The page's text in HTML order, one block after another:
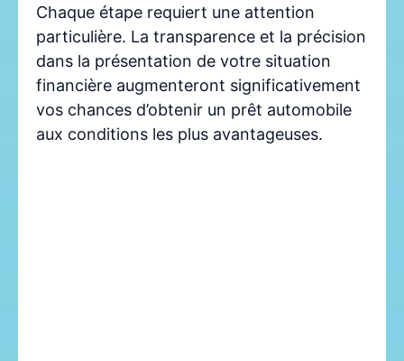
Chaque étape requiert une attention
particulière. La transparence et la précision
dans la présentation de votre situation
financière augmenteront significativement
vos chances d’obtenir un prêt automobile
aux conditions les plus avantageuses.